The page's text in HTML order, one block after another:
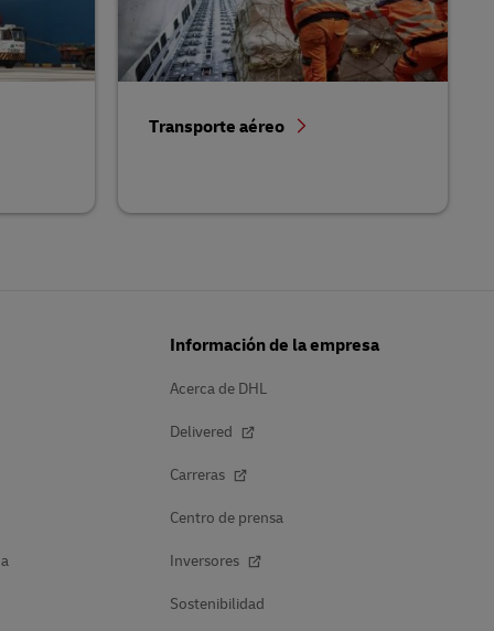
Transporte aéreo
Información de la empresa
Acerca de DHL
Delivered
Carreras
Centro de prensa
Inversores
Sostenibilidad